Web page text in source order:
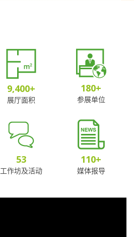
9,400+
展厅面积
180+
参展单位
53
工作坊及活动
110+
媒体报导